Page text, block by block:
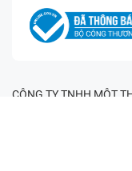
CÔNG TY TNHH MỘT